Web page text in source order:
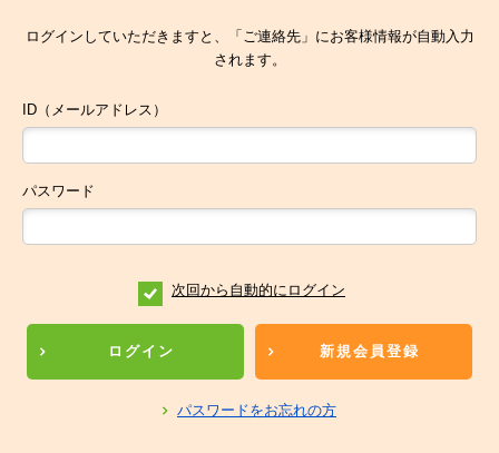
ログインしていただきますと、「ご連絡先」にお客様情報が自動入力
されます。
ID（メールアドレス）
パスワード
次回から自動的にログイン
ログイン 新規会員登録
パスワードをお忘れの方